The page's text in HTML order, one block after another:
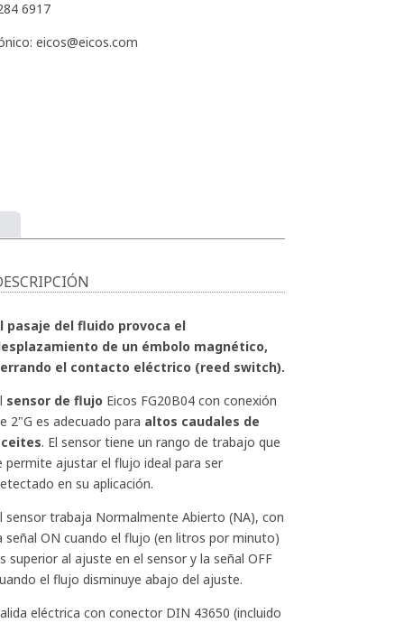
6917
eicos@eicos.com
pasaje del fluido provoca el
de un émbolo magnético,
el contacto eléctrico (reed switch).
sensor de flujo Eicos FG20B04 con conexión
2"G es adecuado para altos caudales de
. El sensor tiene un rango de trabajo que
permite ajustar el flujo ideal para ser
en su aplicación.
sensor trabaja Normalmente Abierto (NA), con
señal ON cuando el flujo (en litros por minuto)
superior al ajuste en el sensor y la señal OFF
el flujo disminuye abajo del ajuste.
eléctrica con conector DIN 43650 (incluido